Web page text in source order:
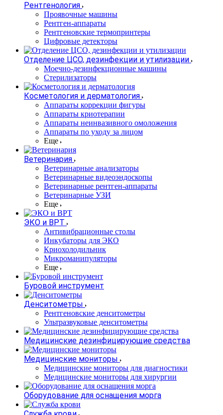
Рентгенология
Проявочные машины
Рентген-аппараты
Рентгеновские термопринтеры
Цифровые детекторы
Отделение ЦСО, дезинфекции и утилизации
Моечно-дезинфекционные машины
Стерилизаторы
Косметология и дерматология
Аппараты коррекции фигуры
Аппараты криотерапии
Аппараты неинвазивного омоложения
Аппараты по уходу за лицом
Еще
Ветеринария
Ветеринарные анализаторы
Ветеринарные видеоэндоскопы
Ветеринарные рентген-аппараты
Ветеринарные УЗИ
Еще
ЭКО и ВРТ
Антивибрационные столы
Инкубаторы для ЭКО
Криохолодильник
Микроманипуляторы
Еще
Буровой инструмент
Денситометры
Рентгеновские денситометры
Ультразвуковые денситометры
Медицинские дезинфицирующие средства
Медицинские мониторы
Медицинские мониторы для диагностики
Медицинские мониторы для хирургии
Оборудование для оснащения морга